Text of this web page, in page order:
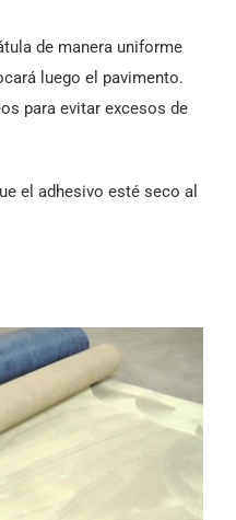
de manera uniforme
luego el pavimento.
para evitar excesos de
el adhesivo esté seco al